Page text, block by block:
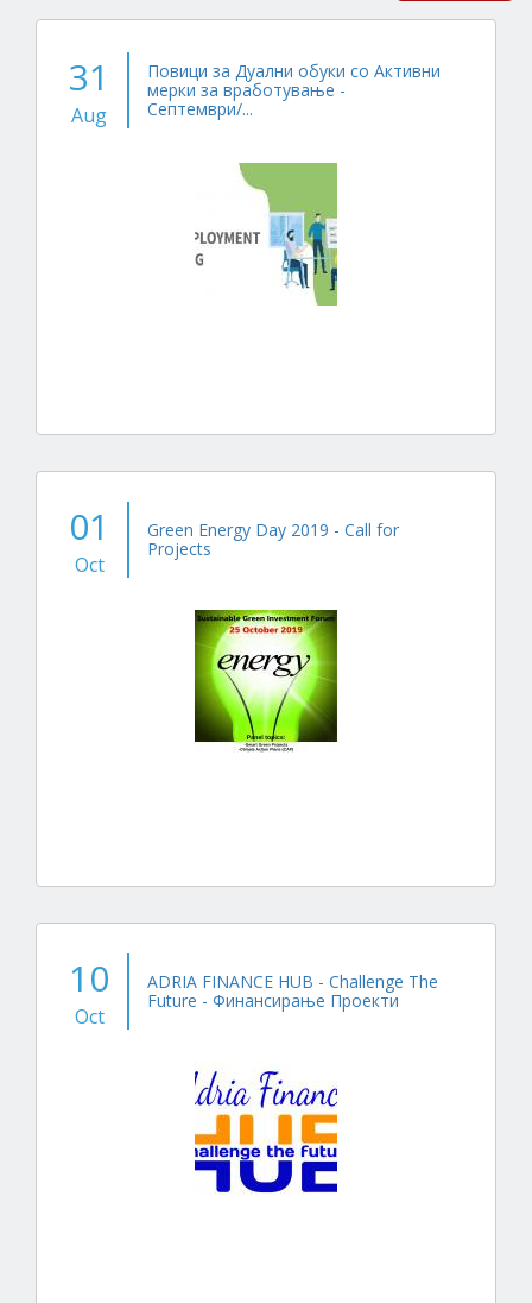
31
Aug
Повици за Дуални обуки со Активни
мерки за вработување -
Септември/...
01
Oct
Green Energy Day 2019 - Call for
Projects
10
Oct
ADRIA FINANCE HUB - Challenge The
Future - Финансирање Проекти